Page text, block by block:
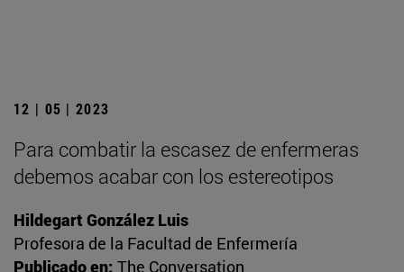
12 | 05 | 2023
Para combatir la escasez de enfermeras
debemos acabar con los estereotipos
Hildegart González Luis
Profesora de la Facultad de Enfermería
Publicado en: The Conversation